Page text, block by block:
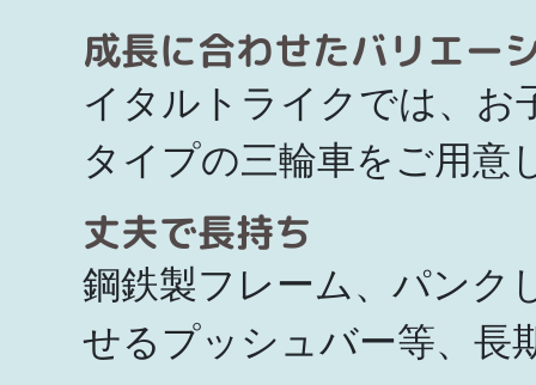
成長に合わせたバリエー
イタルトライクでは、お
タイプの三輪車をご用意
丈夫で長持ち
鋼鉄製フレーム、パンク
せるプッシュバー等、長